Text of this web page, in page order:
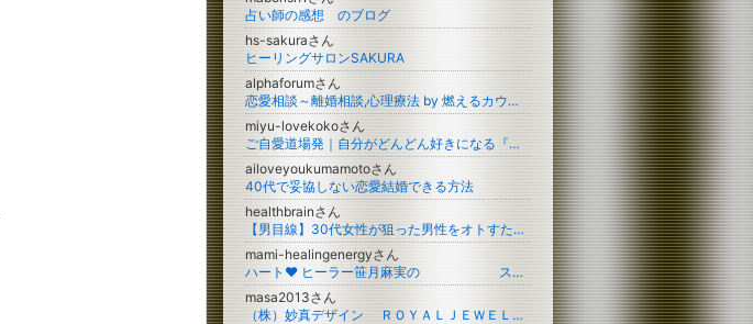
占い師の感想 のブログ
hs-sakuraさん
ヒーリングサロンSAKURA
alphaforumさん
恋愛相談～離婚相談,心理療法 by 燃えるカウンセラー
miyu-lovekokoさん
ご自愛道場発｜自分がどんどん好きになる『自分自身』の見つめ方
ailoveyoukumamotoさん
40代で妥協しない恋愛結婚できる方法
healthbrainさん
【男目線】30代女性が狙った男性をオトすための8つの掟。を書いてたのに、突然（？）娘が生まれ育児ブログ化してゆく模様。
mami-healingenergyさん
ハート♥ ヒーラー笹月麻実の スピリチュアルヒーリング＆ステップアップ
masa2013さん
（株）妙真デザイン ＲＯＹＡＬＪＥＷＥＬＲＹ 上大迫 真佐昭のBLOG